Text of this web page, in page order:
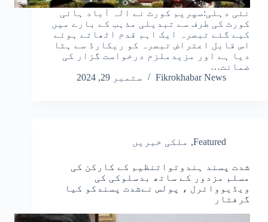
نئی دہلی:سپریم کورٹ نے الہ آباد ہائی
کورٹ کی طرف سے تبدیلی مذہب کے بارے میں
کیے گئے تبصرہ ایک اہم قدم اٹھاتے ہوئے
اس قابل اعتراض تبصرہ کو ریکارڈ سے ہٹا
دیا ہے اور مزیدملزم درخواست گزار کی
ضمانت…
Fikrokhabar News
ستمبر 29, 2024
Featured
, ملکی خبریں
شدت پسند ہندوتواتنظیم کے کارکن کی
مسلم مزدور کے ساتھ بدسلوکی کی
ویڈیووائرل ، پولس نےشدت پسندکو کیا
گرفتار